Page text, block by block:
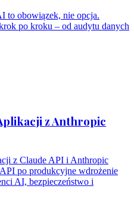
to obowiązek, nie opcja.
po kroku – od audytu danych
z Anthropic
z Claude API i Anthropic
po produkcyjne wdrożenie
AI, bezpieczeństwo i